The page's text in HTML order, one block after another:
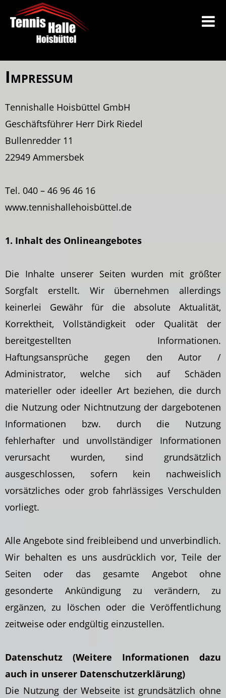
Impressum
Tennishalle Hoisbüttel GmbH
Geschäftsführer Herr Dirk Riedel
Bullenredder 11
22949 Ammersbek
Tel. 040 – 46 96 46 16
www.tennishallehoisbüttel.de
1. Inhalt des Onlineangebotes
Die Inhalte unserer Seiten wurden mit größter
Sorgfalt erstellt. Wir übernehmen allerdings
keinerlei Gewähr für die absolute Aktualität,
Korrektheit, Vollständigkeit oder Qualität der
bereitgestellten Informationen.
Haftungsansprüche gegen den Autor /
Administrator, welche sich auf Schäden
materieller oder ideeller Art beziehen, die durch
die Nutzung oder Nichtnutzung der dargebotenen
Informationen bzw. durch die Nutzung
fehlerhafter und unvollständiger Informationen
verursacht wurden, sind grundsätzlich
ausgeschlossen, sofern kein nachweislich
vorsätzliches oder grob fahrlässiges Verschulden
vorliegt.
Alle Angebote sind freibleibend und unverbindlich.
Wir behalten es uns ausdrücklich vor, Teile der
Seiten oder das gesamte Angebot ohne
gesonderte Ankündigung zu verändern, zu
ergänzen, zu löschen oder die Veröffentlichung
zeitweise oder endgültig einzustellen.
Datenschutz (Weitere Informationen dazu
auch in unserer Datenschutzerklärung)
Die Nutzung der Webseite ist grundsätzlich ohne